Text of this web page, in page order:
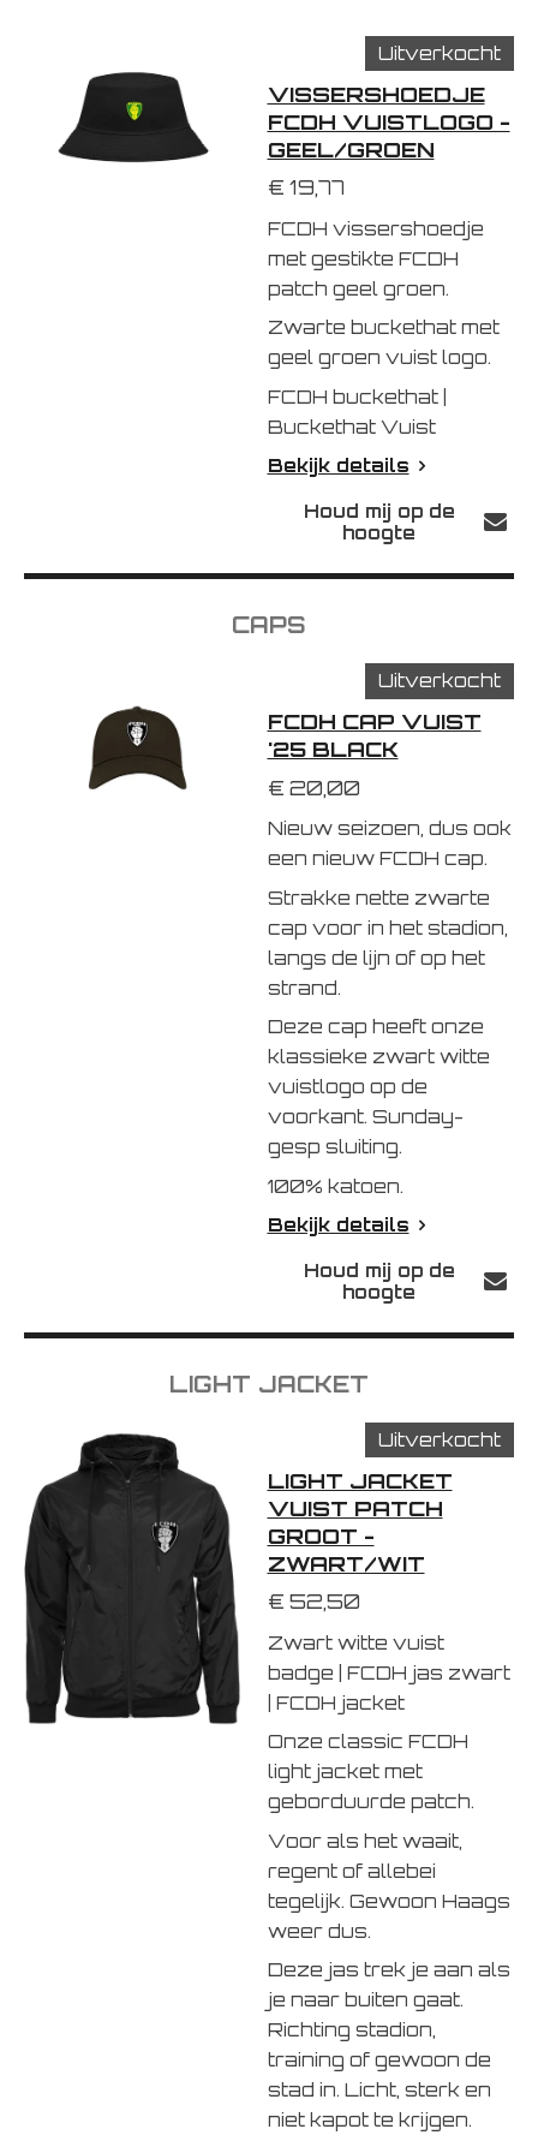
Uitverkocht
VISSERSHOEDJE
FCDH VUISTLOGO -
GEEL/GROEN
€ 19,77
FCDH vissershoedje
met gestikte FCDH
patch geel groen.
Zwarte buckethat met
geel groen vuist logo.
FCDH buckethat |
Buckethat Vuist
Bekijk details
Houd mij op de
hoogte
CAPS
Uitverkocht
FCDH CAP VUIST
'25 BLACK
€ 20,00
Nieuw seizoen, dus ook
een nieuw FCDH cap.
Strakke nette zwarte
cap voor in het stadion,
langs de lijn of op het
strand.
Deze cap heeft onze
klassieke zwart witte
vuistlogo op de
voorkant. Sunday-
gesp sluiting.
100% katoen.
Bekijk details
Houd mij op de
hoogte
LIGHT JACKET
Uitverkocht
LIGHT JACKET
VUIST PATCH
GROOT -
ZWART/WIT
€ 52,50
Zwart witte vuist
badge | FCDH jas zwart
| FCDH jacket
Onze classic FCDH
light jacket met
geborduurde patch.
Voor als het waait,
regent of allebei
tegelijk. Gewoon Haags
weer dus.
Deze jas trek je aan als
je naar buiten gaat.
Richting stadion,
training of gewoon de
stad in. Licht, sterk en
niet kapot te krijgen.